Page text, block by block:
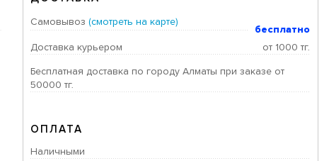
Самовывоз (смотреть на карте)
бесплатно
Доставка курьером
от 1000 тг.
Бесплатная доставка по городу Алматы при заказе от
50000 тг.
ОПЛАТА
Наличными